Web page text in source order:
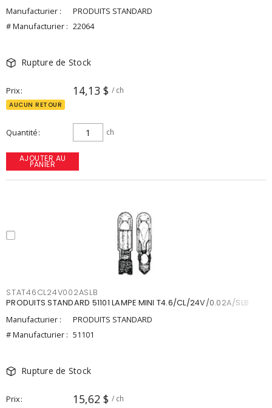
Manufacturier :
PRODUITS STANDARD
# Manufacturier : 22064
Rupture de Stock
Prix 14,13 $ / ch
AUCUN RETOUR
Quantité ch
AJOUTER AU
PANIER
STAT46CL24V002ASLB
PRODUITS STANDARD 51101 LAMPE MINI T4.6/CL/24V/0.02A/SLB
Manufacturier :
PRODUITS STANDARD
# Manufacturier : 51101
Rupture de Stock
Prix 15,62 $ / ch